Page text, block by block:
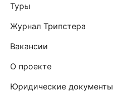
Туры
Журнал Трипстера
Вакансии
О проекте
Юридические документы